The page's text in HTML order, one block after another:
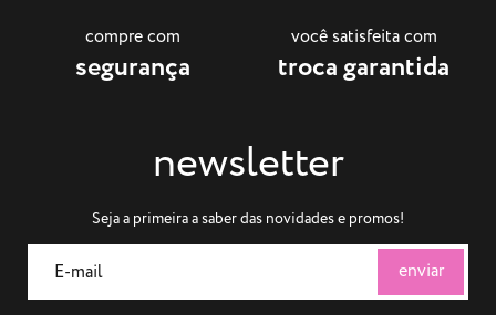
compre com
segurança
você satisfeita com
troca garantida
newsletter
Seja a primeira a saber das novidades e promos!